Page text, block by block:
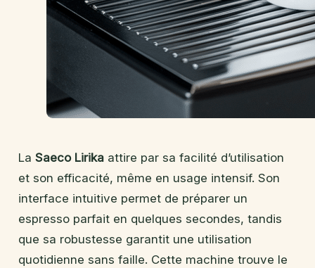
La Saeco Lirika attire par sa facilité d’utilisation
et son efficacité, même en usage intensif. Son
interface intuitive permet de préparer un
espresso parfait en quelques secondes, tandis
que sa robustesse garantit une utilisation
quotidienne sans faille. Cette machine trouve le